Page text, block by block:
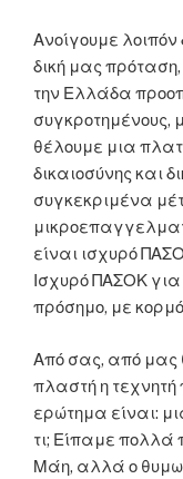
Ανοίγουμε
δική μας
την Ελλάδα
συγκροτημένους,
θέλουμε μια
δικαιοσύνης και
συγκεκριμένα
είναι ισχυρό
Ισχυρό ΠΑΣΟΚ για
πρόσημο, με
Από σας, από μας
πλαστή η
ερώτημα είναι:
τι; Είπαμε πολλά
Μάη, αλλά ο